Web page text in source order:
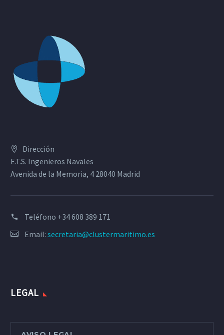
Dirección
E.T.S. Ingenieros Navales
Avenida de la Memoria, 4 28040 Madrid
Teléfono +34 608 389 171
Email: secretaria@clustermaritimo.es
LEGAL